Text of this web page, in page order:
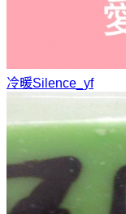
冷暖Silence_yf